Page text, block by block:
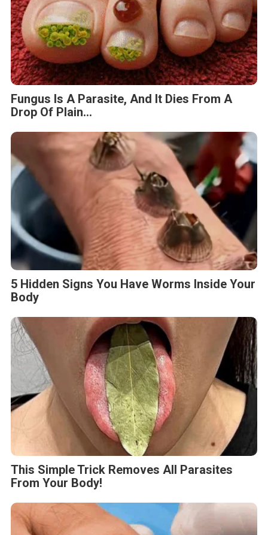
Fungus Is A Parasite, And It Dies From A
Drop Of Plain...
5 Hidden Signs You Have Worms Inside Your
Body
This Simple Trick Removes All Parasites
From Your Body!